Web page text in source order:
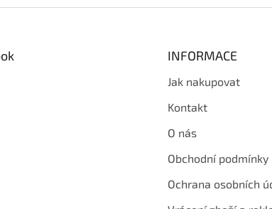
INFORMACE
Jak nakupovat
Kontakt
O nás
Obchodní podmínky
Ochrana osobních